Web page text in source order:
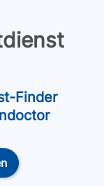
Finder